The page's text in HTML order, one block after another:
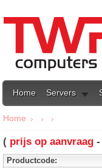
Home Servers
Home
( prijs op aanvraag -
Productcode: